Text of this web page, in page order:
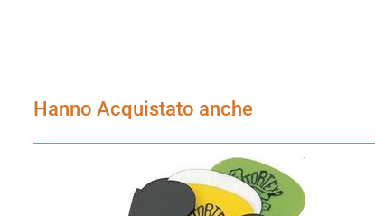
Hanno Acquistato anche